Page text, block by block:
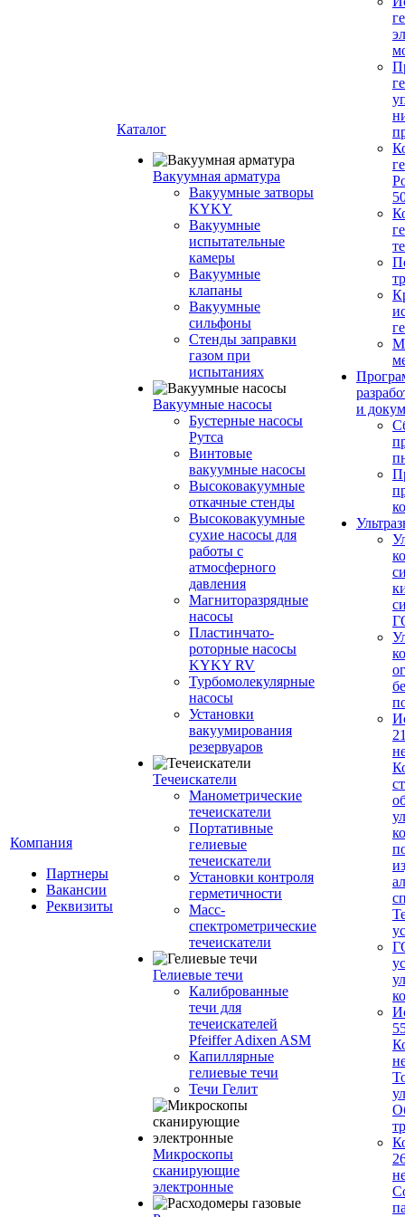
Компания
Партнеры
Вакансии
Реквизиты
Каталог
Вакуумная арматура
Вакуумные затворы
KYKY
Вакуумные
испытательные
камеры
Вакуумные
клапаны
Вакуумные
сильфоны
Стенды заправки
газом при
испытаниях
Вакуумные насосы
Бустерные насосы
Рутса
Винтовые
вакуумные насосы
Высоковакуумные
откачные стенды
Высоковакуумные
сухие насосы для
работы с
атмосферного
давления
Магниторазрядные
насосы
Пластинчато-
роторные насосы
KYKY RV
Турбомолекулярные
насосы
Установки
вакуумирования
резервуаров
Течеискатели
Манометрические
течеискатели
Портативные
гелиевые
течеискатели
Установки контроля
герметичности
Масс-
спектрометрические
течеискатели
Гелиевые течи
Калиброванные
течи для
течеискателей
Pfeiffer Adixen ASM
Капиллярные
гелиевые течи
Течи Гелит
Микроскопы
сканирующие
электронные
и